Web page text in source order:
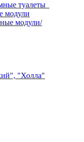
туалеты
модули
модули/
"Холла"